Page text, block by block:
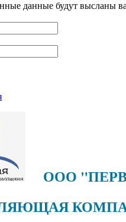
данные будут высланы
ООО